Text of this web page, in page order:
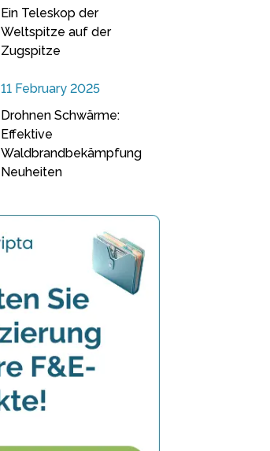
Ein Teleskop der
Weltspitze auf der
Zugspitze
11 February 2025
Drohnen Schwärme:
Effektive
Waldbrandbekämpfung
Neuheiten